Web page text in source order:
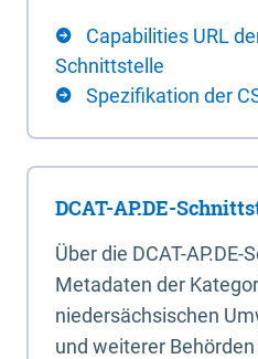
Capabilities URL
Schnittstelle
Spezifikation der
DCAT-AP.DE-
Über die DCAT-
Metadaten der
niedersächsischen
und weiterer